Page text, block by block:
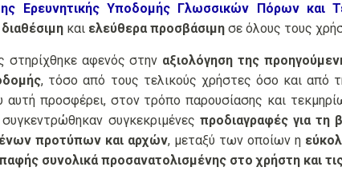
Ερευνητικής Υποδομής Γλωσσικών Πόρων και
διαθέσιμη και ελεύθερα προσβάσιμη σε όλους τους
στηρίχθηκε αφενός στην αξιολόγηση της
, τόσο από τους τελικούς χρήστες όσο και από
προσφέρει, στον τρόπο παρουσίασης και
συγκεκριμένες προδιαγραφές για τη
προτύπων και αρχών, μεταξύ των οποίων η
συνολικά προσανατολισμένης στο χρήστη και